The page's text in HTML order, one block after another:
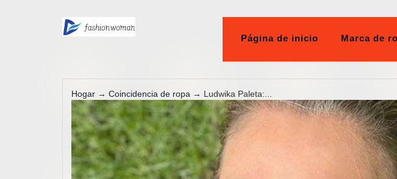
Página de inicio Marca de
Hogar → Coincidencia de ropa → Ludwika Paleta:...